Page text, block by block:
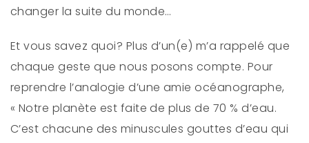
changer la suite du monde…
Et vous savez quoi? Plus d’un(e) m’a rappelé que
chaque geste que nous posons compte. Pour
reprendre l’analogie d’une amie océanographe,
« Notre planète est faite de plus de 70 % d’eau.
C’est chacune des minuscules gouttes d’eau qui